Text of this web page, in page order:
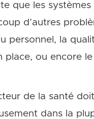
que les
d’autres
personnel, la
place, ou encore le
de la santé
dans la